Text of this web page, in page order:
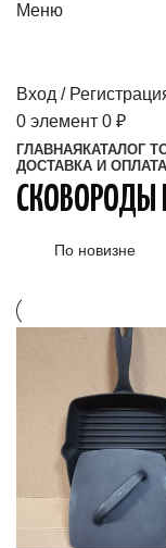
Меню
Вход /
0 элемент 0 ₽
ГЛАВНАЯКАТАЛОГ
ДОСТАВКА И ОПЛАТА
СКОВОРОДЫ